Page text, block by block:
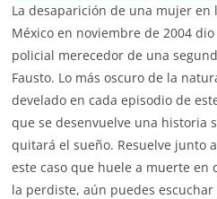
La desaparición de una mujer en
México en noviembre de 2004
policial merecedor de una
Fausto. Lo más oscuro de la
develado en cada episodio de
que se desenvuelve una historia
quitará el sueño. Resuelve junto
este caso que huele a muerte en
la perdiste, aún puedes